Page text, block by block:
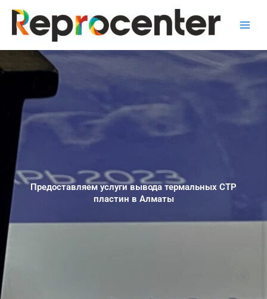
Перейти
содержимому
Предоставляем услуги вывода термальных СТР
пластин в Алматы